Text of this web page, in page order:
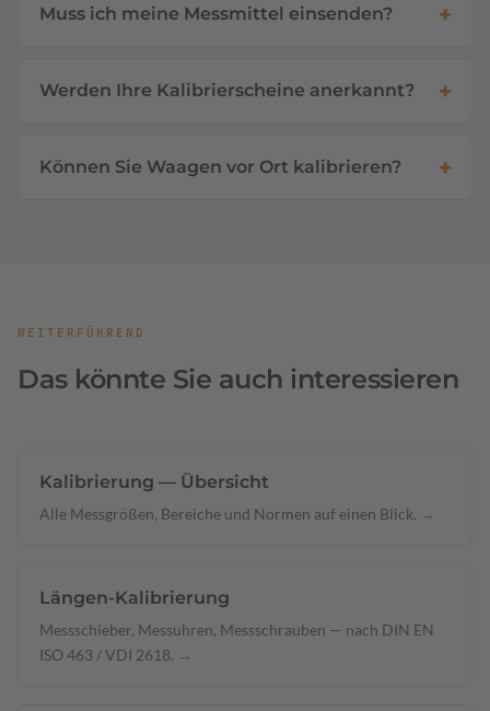
Muss ich meine Messmittel einsenden?
Werden Ihre Kalibrierscheine anerkannt?
Können Sie Waagen vor Ort kalibrieren?
WEITERFÜHREND
Das könnte Sie auch interessieren
Kalibrierung — Übersicht
Alle Messgrößen, Bereiche und Normen auf einen Blick. →
Längen-Kalibrierung
Messschieber, Messuhren, Messschrauben — nach DIN EN
ISO 463 / VDI 2618. →